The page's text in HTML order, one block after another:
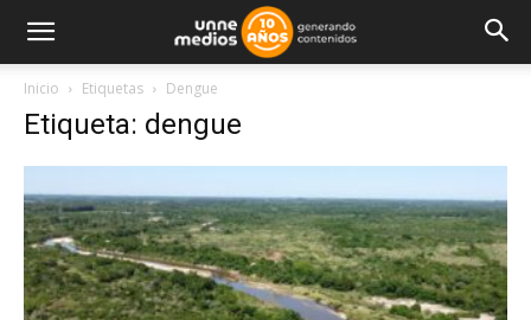
Inicio Etiquetas Dengue
Etiqueta: dengue